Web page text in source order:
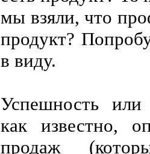
мы взяли, что
продукт?
в виду.
Успешность или
как известно,
продаж